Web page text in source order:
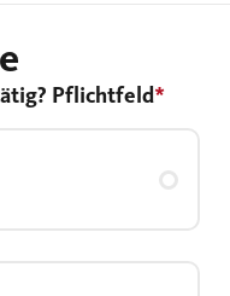
Pflichtfeld*